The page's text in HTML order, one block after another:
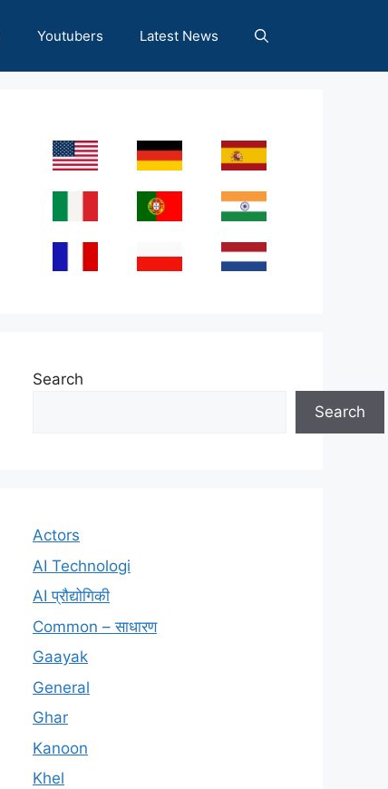
Youtubers Latest News
Search
Search
Actors
AI Technologi
AI प्रौद्योगिकी
Common – साधारण
Gaayak
General
Ghar
Kanoon
Khel